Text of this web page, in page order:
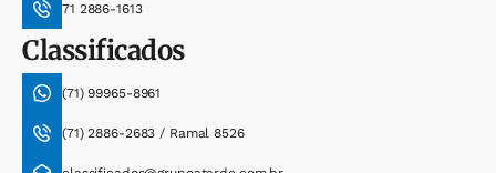
71 2886-1613
Classificados
(71) 99965-8961
(71) 2886-2683 / Ramal 8526